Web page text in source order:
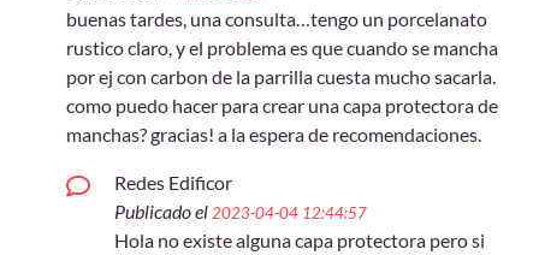
buenas tardes, una consulta…tengo un porcelanato
rustico claro, y el problema es que cuando se mancha
por ej con carbon de la parrilla cuesta mucho sacarla.
como puedo hacer para crear una capa protectora de
manchas? gracias! a la espera de recomendaciones.
Redes Edificor
Publicado el 2023-04-04 12:44:57
Hola no existe alguna capa protectora pero si